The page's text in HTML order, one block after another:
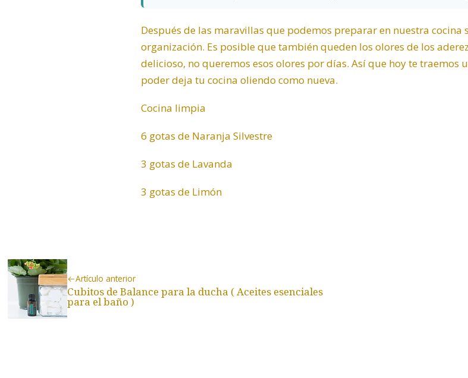
Después de las maravillas que podemos preparar en nuestra
organización. Es posible que también queden los olores de los
delicioso, no queremos esos olores por días. Así que hoy te
poder deja tu cocina oliendo como nueva.
Cocina limpia
6 gotas de Naranja Silvestre
3 gotas de Lavanda
3 gotas de Limón
Artículo anterior
Cubitos de Balance para la ducha ( Aceites esenciales
para el baño )